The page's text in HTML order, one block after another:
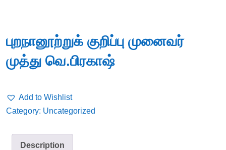
புறநானூற்றுக் குறிப்பு முனைவர்
முத்து வெ.பிரகாஷ்
Add to Wishlist
Category: Uncategorized
Description